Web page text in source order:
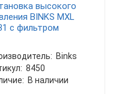
высокого
BINKS MXL
с фильтром
Binks
8450
В наличии